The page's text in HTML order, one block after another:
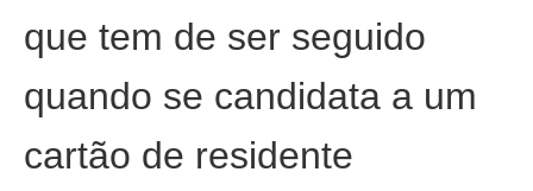
Norsk bokmål(Norueguês)
Polski( Polonês )
que tem de ser seguido
quando se candidata a um
cartão de residente